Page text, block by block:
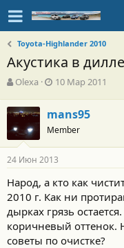
Toyota-Highlander 2010
Акустика в
А
т
о
р
т
е
м
ы
Olexa
Д
а
н
ч
а
л
а
10 Мар 2011
mans95
Member
24 Июн 2013
Народ, а кто как
2010 г. Как ни
дырках грязь
коричневый оттенок.
советы по очистке?